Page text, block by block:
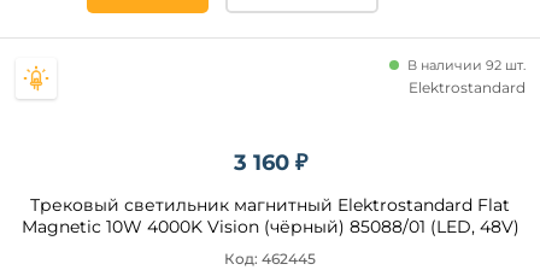
3 160 ₽
Трековый светильник магнитный Elektrostandard Flat
Magnetic 10W 4000K Vision (чёрный) 85088/01 (LED, 48V)
В наличии 92 шт.
Код: 462445
Elektrostandard